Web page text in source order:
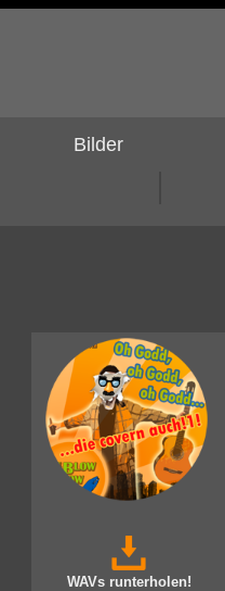
Bilder
WAVs runterholen!